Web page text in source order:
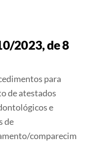
2023, de 8
para
de atestados
e
de
comparecim